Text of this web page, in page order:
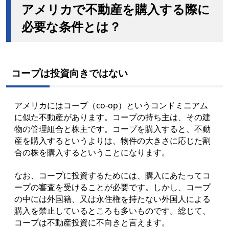
アメリカで不動産を購入する際に
必要な条件とは？
コープは投資向きではない
アメリカにはコープ（co-op）というコンドミニアム
に似た不動産があります。コープの持ち主は、その建
物の管理組合と株主です。コープを購入すると、不動
産を購入するというよりは、物件の大きさに応じた割
合の株を購入するということになります。
なお、コープに投資するためには、購入にあたってコ
ープの審査を受けることが必要です。しかし、コープ
の中には外国籍、又は永住権を持たない外国人による
購入を禁止しているところも多いものです。総じて、
コープは不動産投資に不向きと言えます。